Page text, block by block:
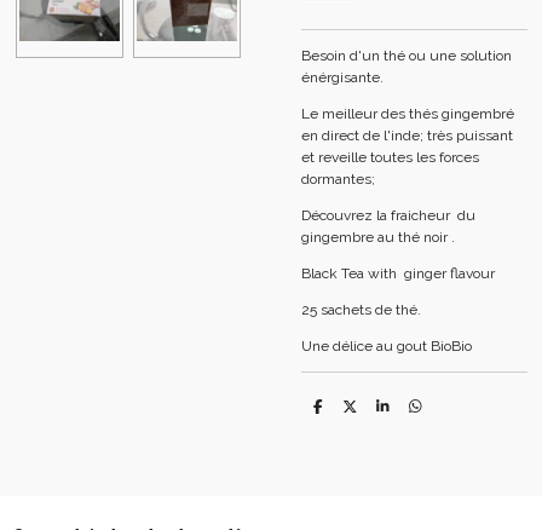
Besoin d'un thé ou une solution
énérgisante.
Le meilleur des thés gingembré
en direct de l'inde; très puissant
et reveille toutes les forces
dormantes;
Découvrez la fraicheur du
gingembre au thé noir .
Black Tea with ginger flavour
25 sachets de thé.
Une délice au gout BioBio
P
P
P
P